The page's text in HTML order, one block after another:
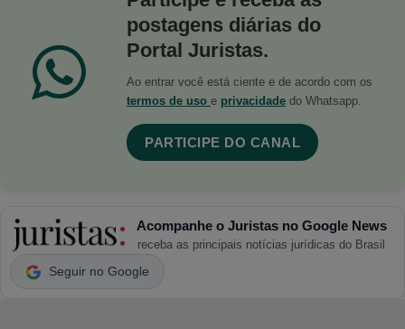
postagens diárias do
Portal Juristas.
Ao entrar você está ciente e de acordo com os
termos de uso e privacidade do Whatsapp.
PARTICIPE DO CANAL
Acompanhe o Juristas no Google News
receba as principais notícias jurídicas do Brasil
Seguir no Google